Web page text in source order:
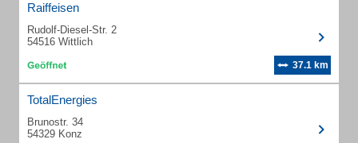
Raiffeisen
Rudolf-Diesel-Str. 2
54516 Wittlich
37.1 km
TotalEnergies
Brunostr. 34
54329 Konz